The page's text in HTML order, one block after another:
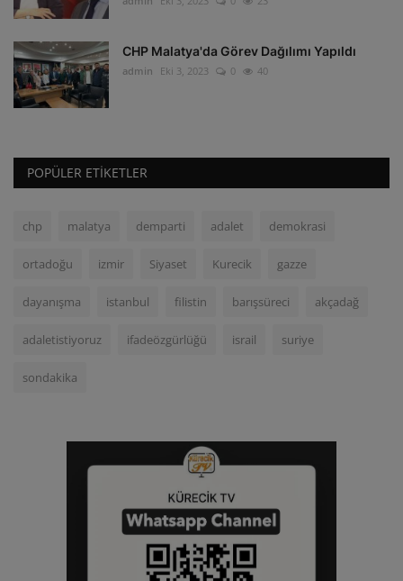
CHP Malatya'da Görev Dağılımı Yapıldı
admin Eki 3, 2023 0 40
POPÜLER ETIKETLER
chp malatya demparti adalet demokrasi
ortadoğu izmir Siyaset Kurecik gazze
dayanışma istanbul filistin barışsüreci akçadağ
adaletistiyoruz ifadeözgürlüğü israil suriye
sondakika